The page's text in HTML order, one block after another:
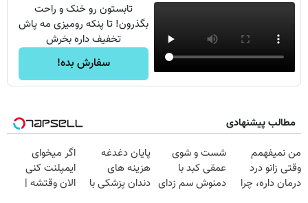
تابستون رو خنک و راحت
بگذرون! تا پنکه رومیزی مه پاش
تخفیف داره بخرش
سفارش بده!
مطالب پیشنهادی
من نمیفهمم
وقتی زانو درد
درمان داره، چرا
شست و شوی
عمقی کبد با
دمنوش سم زدای
پایان دغدغه
هزینه های
دندان پزشکی با
اگر میخوای
ایمپلنت کنی
الان وقتشه |